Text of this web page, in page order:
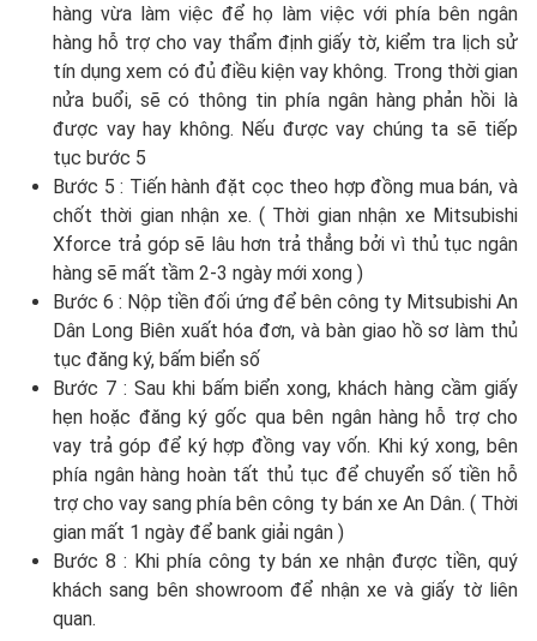
hàng vừa làm việc để họ làm việc với phía bên ngân
hàng hỗ trợ cho vay thẩm định giấy tờ, kiểm tra lịch sử
tín dụng xem có đủ điều kiện vay không. Trong thời gian
nửa buổi, sẽ có thông tin phía ngân hàng phản hồi là
được vay hay không. Nếu được vay chúng ta sẽ tiếp
tục bước 5
Bước 5 : Tiến hành đặt cọc theo hợp đồng mua bán, và
chốt thời gian nhận xe. ( Thời gian nhận xe Mitsubishi
Xforce trả góp sẽ lâu hơn trả thẳng bởi vì thủ tục ngân
hàng sẽ mất tầm 2-3 ngày mới xong )
Bước 6 : Nộp tiền đối ứng để bên công ty Mitsubishi An
Dân Long Biên xuất hóa đơn, và bàn giao hồ sơ làm thủ
tục đăng ký, bấm biển số
Bước 7 : Sau khi bấm biển xong, khách hàng cầm giấy
hẹn hoặc đăng ký gốc qua bên ngân hàng hỗ trợ cho
vay trả góp để ký hợp đồng vay vốn. Khi ký xong, bên
phía ngân hàng hoàn tất thủ tục để chuyển số tiền hỗ
trợ cho vay sang phía bên công ty bán xe An Dân. ( Thời
gian mất 1 ngày để bank giải ngân )
Bước 8 : Khi phía công ty bán xe nhận được tiền, quý
khách sang bên showroom để nhận xe và giấy tờ liên
quan.